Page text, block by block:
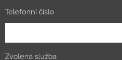
Telefonní číslo
Zvolená služba